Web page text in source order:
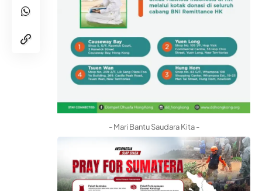
- Mari Bantu Saudara Kita -